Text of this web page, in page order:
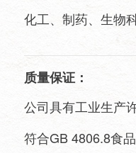
化工、制药、生物
质量保证：
公司具有工业生产
符合GB 4806.8食